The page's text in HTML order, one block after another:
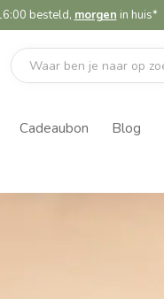
besteld, morgen in huis*
Cadeaubon Blog